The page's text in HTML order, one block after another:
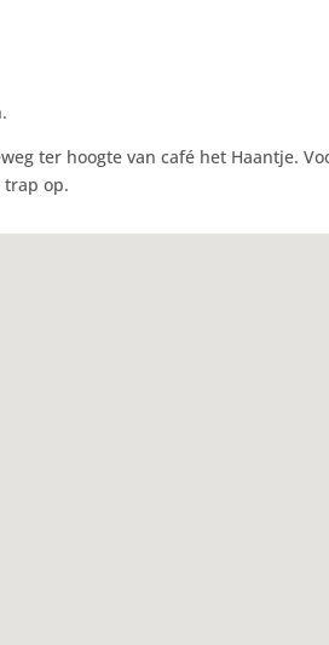
ter hoogte van café het Haantje.
trap op.